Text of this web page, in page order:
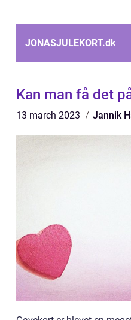
JONASJULEKORT.dk
Kan man få det
13 march 2023 Jannik